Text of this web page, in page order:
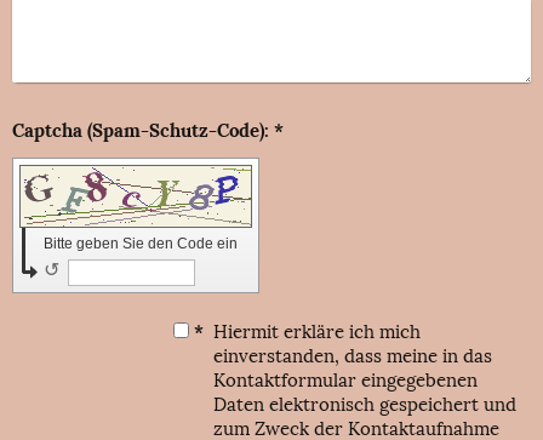
Captcha (Spam-Schutz-Code): *
Bitte geben Sie den Code ein
↺
* Hiermit erkläre ich mich
einverstanden, dass meine in das
Kontaktformular eingegebenen
Daten elektronisch gespeichert und
zum Zweck der Kontaktaufnahme